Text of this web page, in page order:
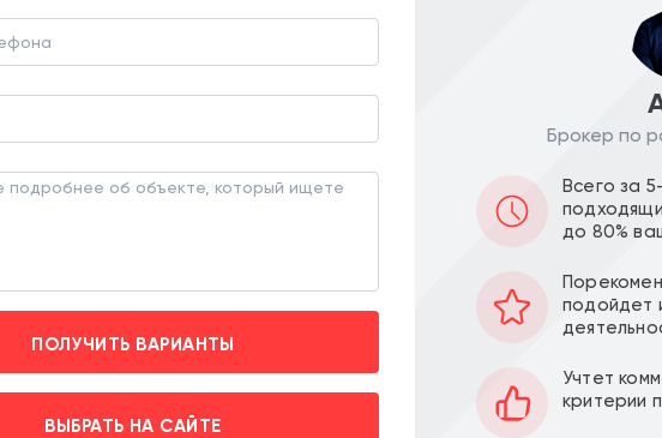
Box позволяет в короткие сроки осуществить
дизайну интерьера.
в центре самого престижного и района Москвы
сосредоточены элитные жилые комплексы,
люксовых брендов, изысканные рестораны и
Москвы, где роскошь сочетается с историей,
– с культурным богатством. Удаленность от
составляет всего 9 минут пешком.
и Бульварное кольцо., набережные Москва-
функциональная планировка, городская парковка
соседи.
Без комиссии.
ПОЛУЧИТЬ ВАРИАНТЫ
ВЫБРАТЬ НА САЙТЕ
Брокер по
Всего за
до 80%
подойдет
Учтет
критерии